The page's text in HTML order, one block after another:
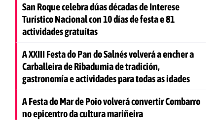
San Roque celebra dúas décadas de Interese
Turístico Nacional con 10 días de festa e 81
actividades gratuítas
A XXIII Festa do Pan do Salnés volverá a encher a
Carballeira de Ribadumia de tradición,
gastronomía e actividades para todas as idades
A Festa do Mar de Poio volverá convertir Combarro
no epicentro da cultura mariñeira